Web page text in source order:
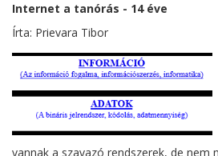
Internet a tanórás - 14 éve
Írta: Prievara Tibor
vannak a szavazó rendszerek, de nem